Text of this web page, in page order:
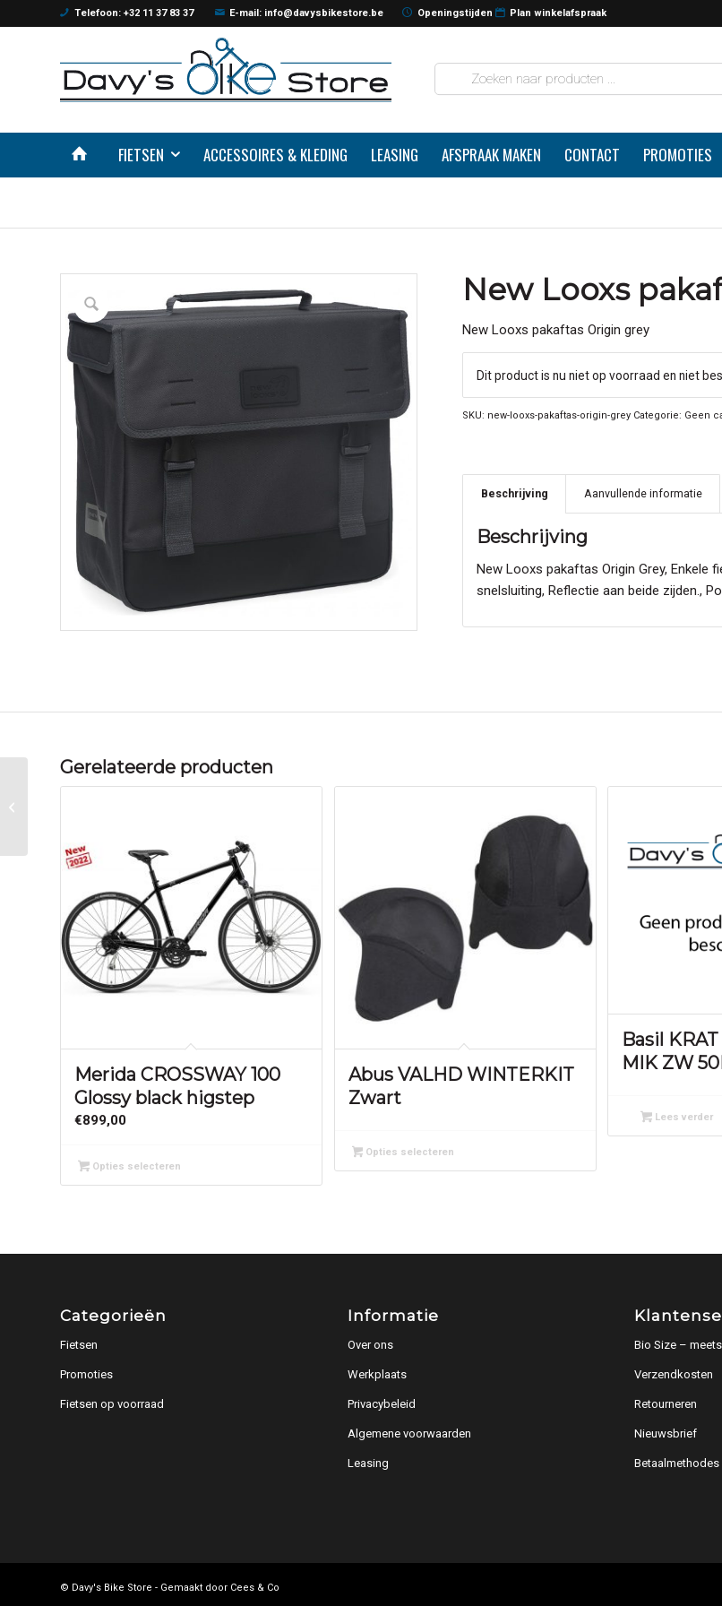
Telefoon: +32 11 37 83 37 E-mail: info@davysbikestore.be Openingstijden Plan winkelafspraak
FIETSEN ACCESSOIRES & KLEDING LEASING AFSPRAAK MAKEN CONTACT PROMOTIES
New Looxs
New Looxs pakaftas Origin grey
Dit product is nu niet op voorraad en niet
SKU: new-looxs-pakaftas-origin-grey Categorie: Geen
Beschrijving Aanvullende informatie
Beschrijving
New Looxs pakaftas Origin Grey,
snelsluiting, Reflectie aan beide zijden.,
Gerelateerde producten
Merida CROSSWAY 100
Glossy black higstep
€899,00
Opties selecteren
Abus VALHD WINTERKIT
Zwart
Opties selecteren
Basil
MIK ZW
Lees verder
Categorieën
Fietsen
Promoties
Fietsen op voorraad
Informatie
Over ons
Werkplaats
Privacybeleid
Algemene voorwaarden
Leasing
Bio Size –
Verzendkosten
Retourneren
Nieuwsbrief
Betaalmethodes
© Davy's Bike Store - Gemaakt door Cees & Co